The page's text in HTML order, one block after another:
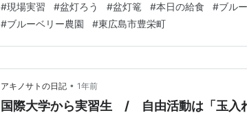
資格取得に必要な約1ヶ月の現場実習に来ていた学生さ
りの会で利用者の皆さんにご挨拶。 利用者さんを代表し…
#現場実習 #盆灯ろう #盆灯篭 #本日の給食 #ブル
#ブルーベリー農園 #東広島市豊栄町
アキノサトの日記 • 1年前
国際大学から実習生 / 自由活動は「玉入